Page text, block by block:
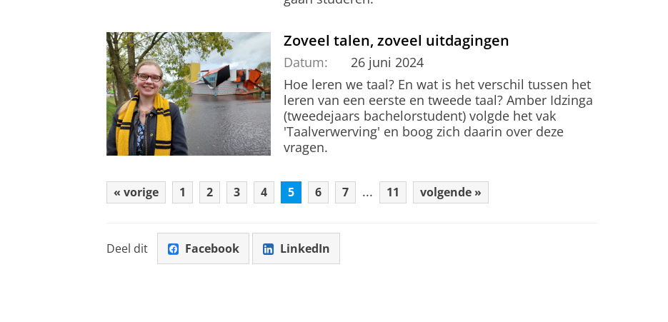
Zoveel talen, zoveel uitdagingen
Datum:
26 juni 2024
Hoe leren we taal? En wat is het verschil tussen het
leren van een eerste en tweede taal? Amber Idzinga
(tweedejaars bachelorstudent) volgde het vak
'Taalverwerving' en boog zich daarin over deze
vragen.
« vorige 1 2 3 4 5 6 7 ... 11 volgende »
Deel dit Facebook LinkedIn